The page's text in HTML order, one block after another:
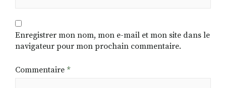
Enregistrer mon nom, mon e-mail et mon site dans le
navigateur pour mon prochain commentaire.
Commentaire *